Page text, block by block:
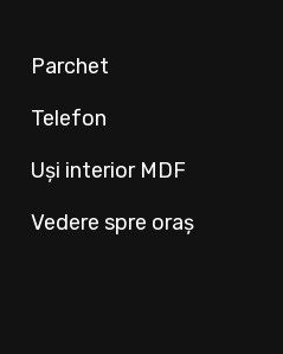
Parchet
Telefon
Uși interior MDF
Vedere spre oraș